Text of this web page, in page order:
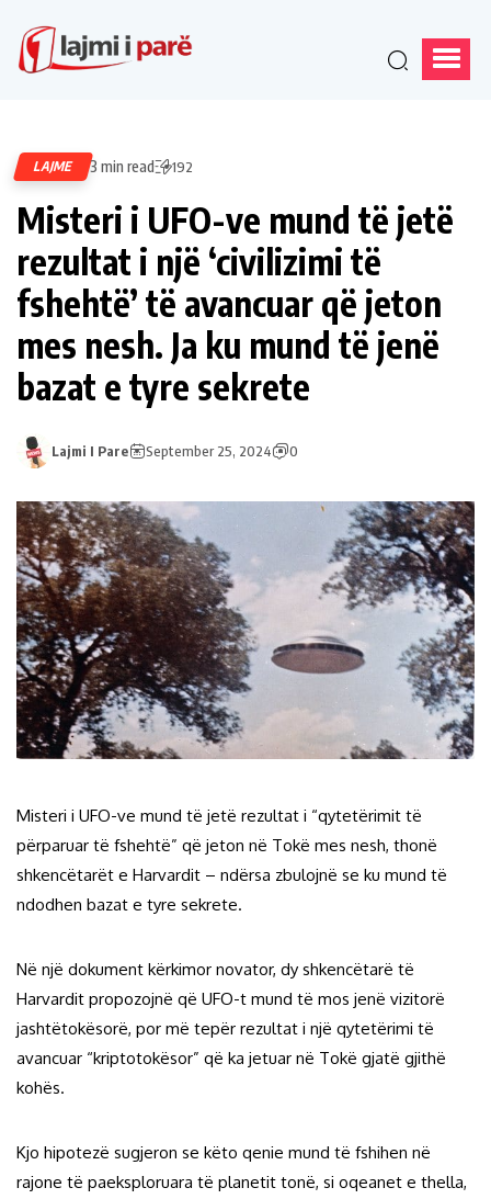
LAJME 3 min read 192
Misteri i UFO-ve mund të jetë
rezultat i një ‘civilizimi të
fshehtë’ të avancuar që jeton
mes nesh. Ja ku mund të jenë
bazat e tyre sekrete
Lajmi I Pare September 25, 2024 0
Misteri i UFO-ve mund të jetë rezultat i “qytetërimit të
përparuar të fshehtë” që jeton në Tokë mes nesh, thonë
shkencëtarët e Harvardit – ndërsa zbulojnë se ku mund të
ndodhen bazat e tyre sekrete.
Në një dokument kërkimor novator, dy shkencëtarë të
Harvardit propozojnë që UFO-t mund të mos jenë vizitorë
jashtëtokësorë, por më tepër rezultat i një qytetërimi të
avancuar “kriptotokësor” që ka jetuar në Tokë gjatë gjithë
kohës.
Kjo hipotezë sugjeron se këto qenie mund të fshihen në
rajone të paeksploruara të planetit tonë, si oqeanet e thella,